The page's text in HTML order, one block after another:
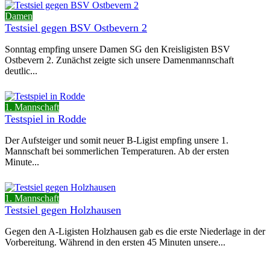
Damen
Testsiel gegen BSV Ostbevern 2
Sonntag empfing unsere Damen SG den Kreisligisten BSV
Ostbevern 2. Zunächst zeigte sich unsere Damenmannschaft
deutlic...
1. Mannschaft
Testspiel in Rodde
Der Aufsteiger und somit neuer B-Ligist empfing unsere 1.
Mannschaft bei sommerlichen Temperaturen. Ab der ersten
Minute...
1. Mannschaft
Testsiel gegen Holzhausen
Gegen den A-Ligisten Holzhausen gab es die erste Niederlage in der
Vorbereitung. Während in den ersten 45 Minuten unsere...